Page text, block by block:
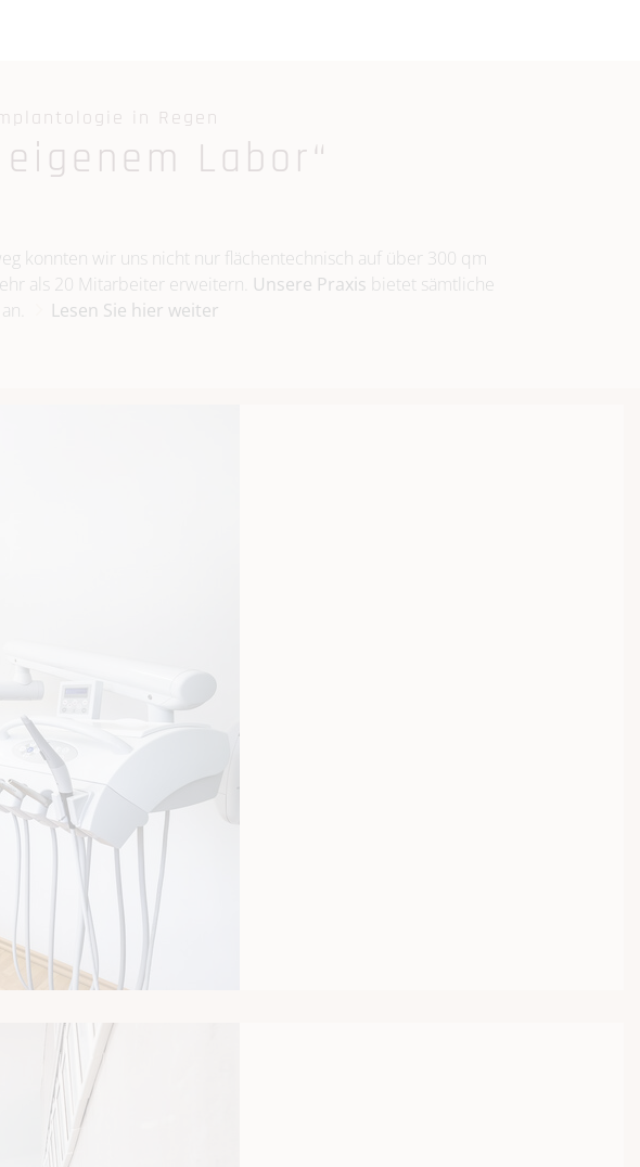
in Regen
Labor“
konnten wir uns nicht nur flächentechnisch auf über 300 qm
als 20 Mitarbeiter erweitern. Unsere Praxis bietet sämtliche
Lesen Sie hier weiter